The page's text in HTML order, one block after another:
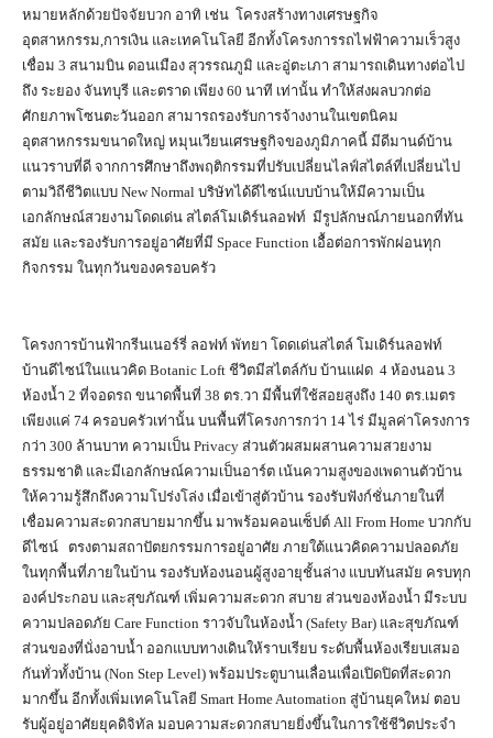
หมายหลักด้วยปัจจัยบวก อาทิ เช่น โครงสร้างทางเศรษฐกิจ
อุตสาหกรรม,การเงิน และเทคโนโลยี อีกทั้งโครงการรถไฟฟ้าความเร็วสูง
เชื่อม 3 สนามบิน ดอนเมือง สุวรรณภูมิ และอู่ตะเภา สามารถเดินทางต่อไป
ถึง ระยอง จันทบุรี และตราด เพียง 60 นาที เท่านั้น ทำให้ส่งผลบวกต่อ
ศักยภาพโซนตะวันออก สามารถรองรับการจ้างงานในเขตนิคม
อุตสาหกรรมขนาดใหญ่ หมุนเวียนเศรษฐกิจของภูมิภาคนี้ มีดีมานด์บ้าน
แนวราบที่ดี จากการศึกษาถึงพฤติกรรมที่ปรับเปลี่ยนไลฟ์สไตล์ที่เปลี่ยนไป
ตามวิถีชีวิตแบบ New Normal บริษัทได้ดีไซน์แบบบ้านให้มีความเป็น
เอกลักษณ์สวยงามโดดเด่น สไตล์โมเดิร์นลอฟท์ มีรูปลักษณ์ภายนอกที่ทัน
สมัย และรองรับการอยู่อาศัยที่มี Space Function เอื้อต่อการพักผ่อนทุก
กิจกรรม ในทุกวันของครอบครัว
โครงการบ้านฟ้ากรีนเนอร์รี่ ลอฟท์ พัทยา โดดเด่นสไตล์ โมเดิร์นลอฟท์
บ้านดีไซน์ในแนวคิด Botanic Loft ชีวิตมีสไตล์กับ บ้านแฝด 4 ห้องนอน 3
ห้องน้ำ 2 ที่จอดรถ ขนาดพื้นที่ 38 ตร.วา มีพื้นที่ใช้สอยสูงถึง 140 ตร.เมตร
เพียงแค่ 74 ครอบครัวเท่านั้น บนพื้นที่โครงการกว่า 14 ไร่ มีมูลค่าโครงการ
กว่า 300 ล้านบาท ความเป็น Privacy ส่วนตัวผสมผสานความสวยงาม
ธรรมชาติ และมีเอกลักษณ์ความเป็นอาร์ต เน้นความสูงของเพดานตัวบ้าน
ให้ความรู้สึกถึงความโปร่งโล่ง เมื่อเข้าสู่ตัวบ้าน รองรับฟังก์ชั่นภายในที่
เชื่อมความสะดวกสบายมากขึ้น มาพร้อมคอนเซ็ปต์ All From Home บวกกับ
ดีไซน์ ตรงตามสถาปัตยกรรมการอยู่อาศัย ภายใต้แนวคิดความปลอดภัย
ในทุกพื้นที่ภายในบ้าน รองรับห้องนอนผู้สูงอายุชั้นล่าง แบบทันสมัย ครบทุก
องค์ประกอบ และสุขภัณฑ์ เพิ่มความสะดวก สบาย ส่วนของห้องน้ำ มีระบบ
ความปลอดภัย Care Function ราวจับในห้องน้ำ (Safety Bar) และสุขภัณฑ์
ส่วนของที่นั่งอาบน้ำ ออกแบบทางเดินให้ราบเรียบ ระดับพื้นห้องเรียบเสมอ
กันทั่วทั้งบ้าน (Non Step Level) พร้อมประตูบานเลื่อนเพื่อเปิดปิดที่สะดวก
มากขึ้น อีกทั้งเพิ่มเทคโนโลยี Smart Home Automation สู่บ้านยุคใหม่ ตอบ
รับผู้อยู่อาศัยยุคดิจิทัล มอบความสะดวกสบายยิ่งขึ้นในการใช้ชีวิตประจำ